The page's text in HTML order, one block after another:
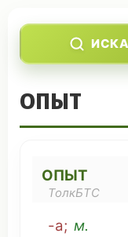
ОПЫТ
ОПЫТ
ТолкБТС
-а; м.